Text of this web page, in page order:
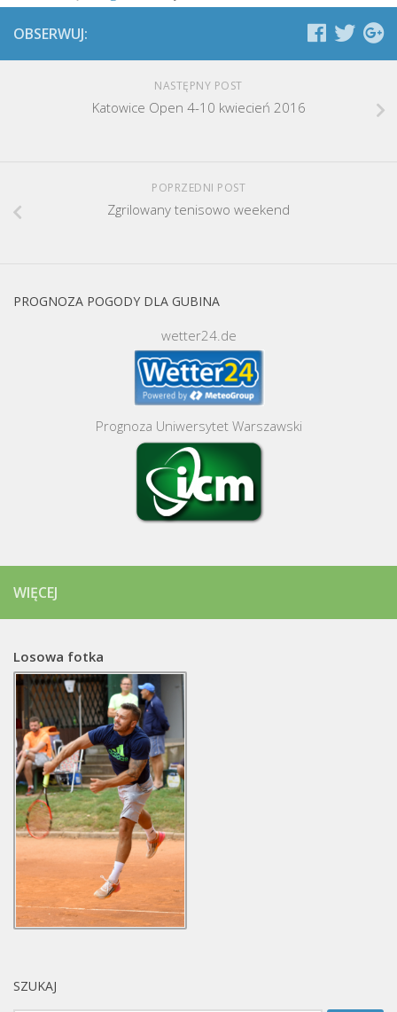
OBSERWUJ:
NASTĘPNY POST
Katowice Open 4-10 kwiecień 2016
POPRZEDNI POST
Zgrilowany tenisowo weekend
PROGNOZA POGODY DLA GUBINA
wetter24.de
Prognoza Uniwersytet Warszawski
WIĘCEJ
Losowa fotka
SZUKAJ